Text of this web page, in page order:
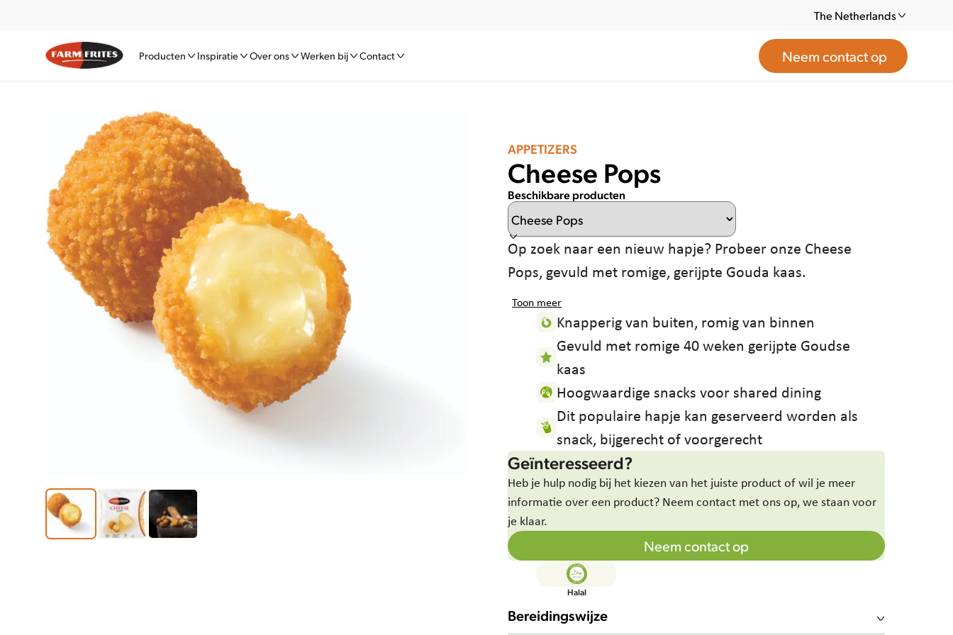
The Netherlands
Producten Inspiratie Over ons Werken bij Contact Neem contact op
APPETIZERS
Cheese Pops
Beschikbare producten
Op zoek naar een nieuw hapje? Probeer onze Cheese
Pops, gevuld met romige, gerijpte Gouda kaas.
Toon meer
Knapperig van buiten, romig van binnen
Gevuld met romige 40 weken gerijpte Goudse
kaas
Hoogwaardige snacks voor shared dining
Dit populaire hapje kan geserveerd worden als
snack, bijgerecht of voorgerecht
Geïnteresseerd?
Heb je hulp nodig bij het kiezen van het juiste product of wil je meer
informatie over een product? Neem contact met ons op, we staan voor
je klaar.
Neem contact op
Halal
Bereidingswijze